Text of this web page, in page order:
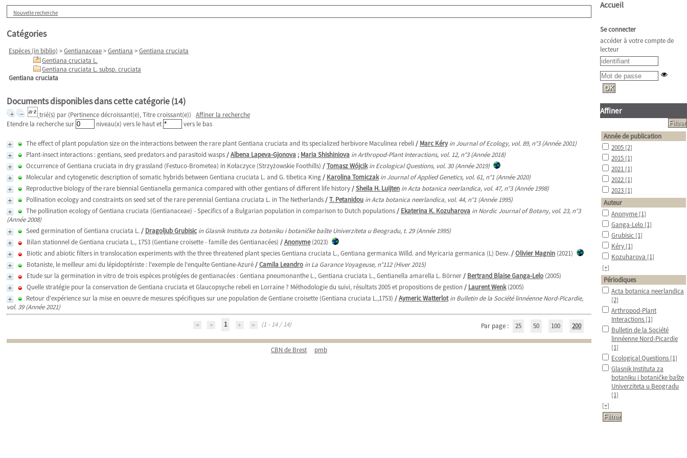
Nouvelle recherche
Catégories
Espèces (in biblio) >Gentianaceae>Gentiana >Gentiana cruciata
Gentiana cruciata L.
Gentiana cruciata L. subsp. cruciata
Gentiana cruciata
Documents disponibles dans cette catégorie (14)
trié(s) par (Pertinence décroissant(e), Titre croissant(e)) Affiner la recherche
Etendre la recherche sur
niveau(x) vers le haut et vers le bas
The effect of plant population size on the interactions between the rare plant Gentiana cruciata and its specialized herbivore Maculinea rebeli/ Marc Kéry in Journal of Ecology, vol. 89, n°3 (Année 2001)
Plant-insect interactions : gentians, seed predators and parasitoid wasps/Albena Lapeva-Gjonova; Maria Shishiniova in Arthropod-Plant Interactions, vol. 12, n°3 (Année 2018)
Occurrence of Gentiana cruciata in dry grassland (Festuco-Brometea) in Kołaczyce (Strzyżowskie Foothills) /Tomasz Wójcik in Ecological Questions, vol. 30 (Année 2019)
Molecular and cytogenetic description of somatic hybrids between Gentiana cruciata L. and G. tibetica King/ Karolina Tomiczak in Journal of Applied Genetics, vol. 61, n°1 (Année 2020)
Reproductive biology of the rare biennial Gentianella germanica compared with other gentians of different life history/Sheila H. Luijten in Acta botanica neerlandica, vol. 47, n°3 (Année 1998)
Pollination ecology and constraints on seed set of the rare perennial Gentiana cruciata L. in The Netherlands/T. Petanidou in Acta botanica neerlandica, vol. 44, n°1 (Année 1995)
The pollination ecology of Gentiana cruciata (Gentianaceae) - Specifics of a Bulgarian population in comparison to Dutch populations/ Ekaterina K. Kozuharova in Nordic Journal of Botany, vol. 23, n°3
(Année 2008)
Seed germination of Gentiana cruciata L./ Dragoljub Grubisic in Glasnik Instituta za botaniku i botaničke bašte Univerziteta u Beogradu, t. 29 (Année 1995)
Bilan stationnel de Gentiana cruciata L., 1753 (Gentiane croisette - famille des Gentianacées) /Anonyme(2023)
Biotic and abiotic filters in translocation experiments with the three threatened plant species Gentiana cruciata L., Gentiana germanica Willd. and Myricaria germanica (L) Desv./Olivier Magnin (2021)
Botaniste, le meilleur ami du lépidoptériste : l'exemple de l'enquête Gentiane-Azuré/Camila Leandro in La Garance Voyageuse, n°112 (Hiver 2015)
Etude sur la germination in vitro de trois espèces protégées de gentianacées : Gentiana pneumonanthe L., Gentiana cruciata L., Gentianella amarella L. Börner/ Bertrand Blaise Ganga-Lelo (2005)
Quelle stratégie pour la conservation de Gentiana cruciata et Glaucopsyche rebeli en Lorraine ? Méthodologie du suivi, résultats 2005 et propositions de gestion / Laurent Wenk(2005)
Retour d'expérience sur la mise en oeuvre de mesures spécifiques sur une population de Gentiane croisette (Gentiana cruciata L.,1753) /Aymeric Watterlot in Bulletin de la Société linnéenne Nord-Picardie,
vol. 39 (Année 2021)
1
(1 - 14 / 14) Par page : 25 50 100 200
CBN de Brest pmb
Accueil
Se connecter
accéder à votre compte de
lecteur
Affiner
Année de publication
2005 [2]
2015 [1]
2021 [1]
2022 [1]
2023 [1]
Auteur
Anonyme [1]
Ganga-Lelo [1]
Grubisic [1]
Kéry [1]
Kozuharova [1]
[+]
Périodiques
Acta botanica neerlandica
[2]
Arthropod-Plant
Interactions [1]
Bulletin de la Société
linnéenne Nord-Picardie
[1]
Ecological Questions [1]
Glasnik Instituta za
botaniku i botaničke bašte
Univerziteta u Beogradu
[1]
[+]